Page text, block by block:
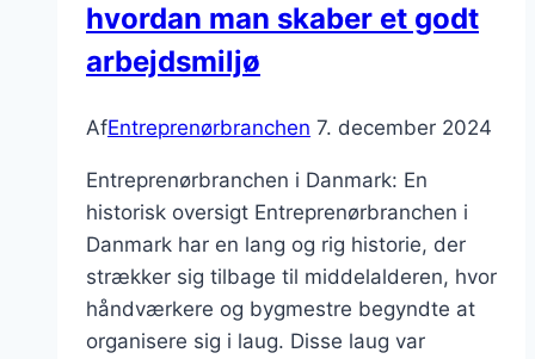
hvordan man skaber et godt
arbejdsmiljø
AfEntreprenørbranchen 7. december 2024
Entreprenørbranchen i Danmark: En
historisk oversigt Entreprenørbranchen i
Danmark har en lang og rig historie, der
strækker sig tilbage til middelalderen, hvor
håndværkere og bygmestre begyndte at
organisere sig i laug. Disse laug var